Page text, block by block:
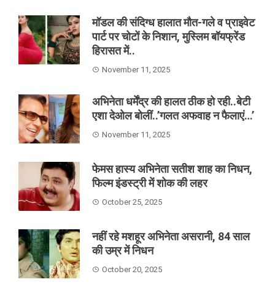
मॉडल की संदिग्ध हालात मौत-गले व प्राइवेट
पार्ट पर चोटों के निशान, मुस्लिम बॉयफ्रेंड
हिरासत में..
November 11, 2025
अभिनेता धर्मेंद्र की हालत ठीक हो रही..बेटी
एशा देओल बोलीं..’गलत अफवाह न फैलाएं…’
November 11, 2025
फेमस हास्य अभिनेता सतीश शाह का निधन,
फिल्म इंडस्ट्री में शोक की लहर
October 25, 2025
नहीं रहे मशहूर अभिनेता असरानी, 84 साल
की उम्र में निधन
October 20, 2025